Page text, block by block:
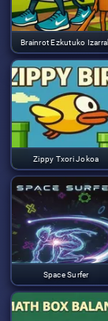
Brainrot Ezkutuko
Zippy Txori Jokoa
Space Surfer